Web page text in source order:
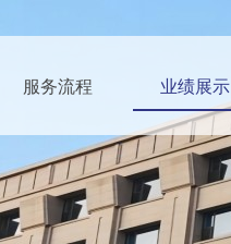
服务流程 业绩展示